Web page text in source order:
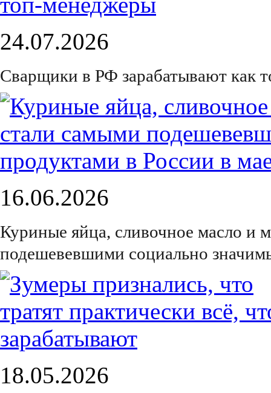
24.07.2026
Сварщики в РФ зарабатывают как
16.06.2026
Куриные яйца, сливочное масло и
подешевевшими социально
18.05.2026